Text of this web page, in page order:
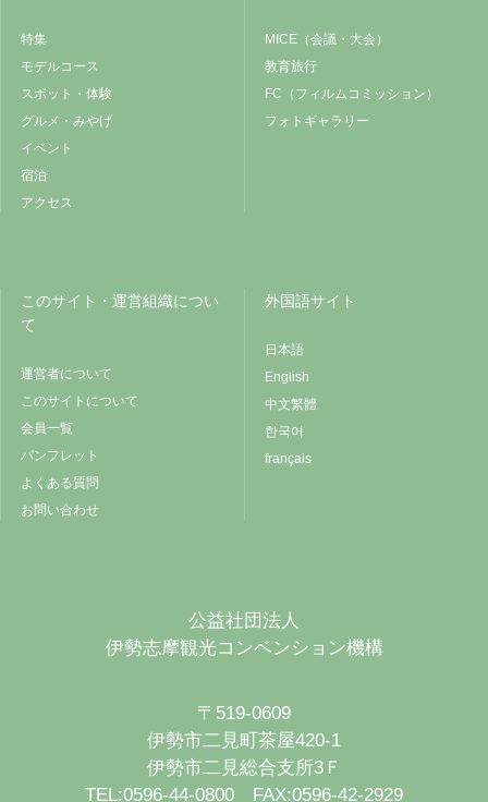
特集
モデルコース
スポット・体験
グルメ・みやげ
イベント
宿泊
アクセス
MICE（会議・大会）
教育旅行
FC（フィルムコミッション）
フォトギャラリー
このサイト・運営組織につい
て
運営者について
このサイトについて
会員一覧
パンフレット
よくある質問
お問い合わせ
外国語サイト
日本語
English
中文繁體
한국어
français
公益社団法人
伊勢志摩観光コンベンション機構
〒519-0609
伊勢市二見町茶屋420-1
伊勢市二見総合支所3Ｆ
TEL:0596-44-0800 FAX:0596-42-2929